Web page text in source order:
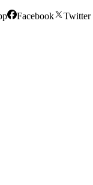
Facebook
Twitter